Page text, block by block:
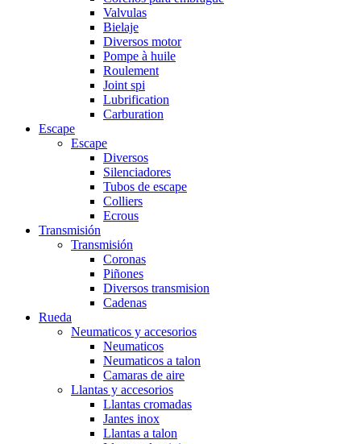
Valvulas
Bielaje
Diversos motor
Pompe à huile
Roulement
Joint spi
Lubrification
Carburation
Escape
Escape
Diversos
Silenciadores
Tubos de escape
Colliers
Ecrous
Transmisión
Transmisión
Coronas
Piñones
Diversos transmision
Cadenas
Rueda
Neumaticos y accesorios
Neumaticos
Neumaticos a talon
Camaras de aire
Llantas y accesorios
Llantas cromadas
Jantes inox
Llantas a talon